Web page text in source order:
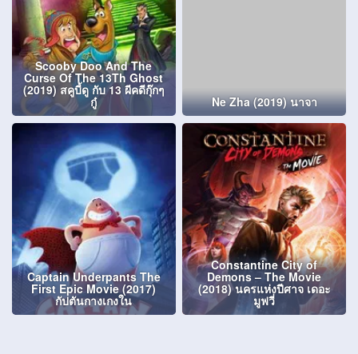
Scooby Doo And The
Curse Of The 13Th Ghost
(2019) สคูบี้ดู กับ 13 ผีคดีกุ๊กๆ
กู๋ Ne Zha (2019) นาจา
Captain Underpants The
First Epic Movie (2017)
กัปตันกางเกงใน
Constantine City of
Demons – The Movie
(2018) นครแห่งปีศาจ เดอะ
มูฟวี่